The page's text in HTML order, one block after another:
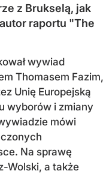
z Brukselą, jak
raportu "The
wywiad
Thomasem Fazim,
Unię Europejską
wyborów i zmiany
mówi
Na sprawę
Wolski, a także